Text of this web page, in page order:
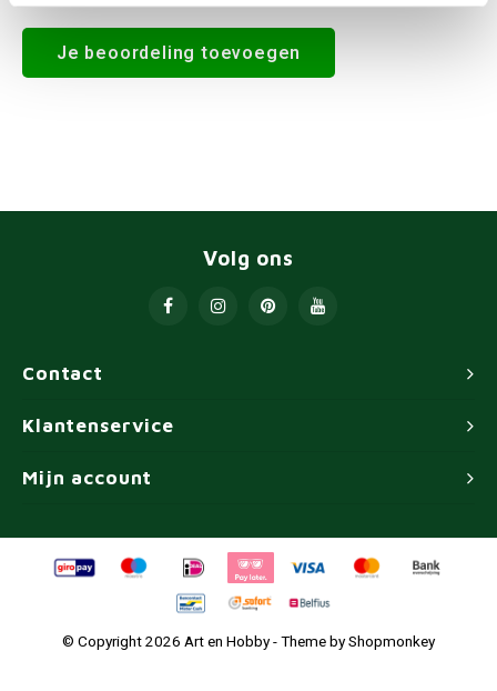
Je beoordeling toevoegen
Contact
Volg ons
Klantenservice
Mijn account
© Copyright 2026 Art en Hobby - Theme byShopmonkey